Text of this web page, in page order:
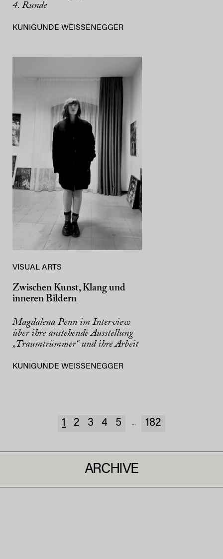
4. Runde
KUNIGUNDE WEISSENEGGER
VISUAL ARTS
Zwischen Kunst, Klang und
inneren Bildern
Magdalena Penn im Interview
über ihre anstehende Ausstellung
„Traumtrümmer“ und ihre Arbeit
KUNIGUNDE WEISSENEGGER
1 2 3 4 5 ... 182
ARCHIVE